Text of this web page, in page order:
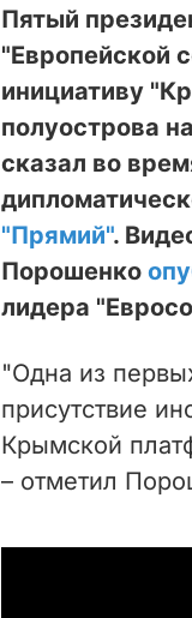
Пятый
"Европейской
инициативу
полуострова
сказал во
"Прямий".
Порошенко
лидера
"Одна из
присутствие
Крымской
– отметил